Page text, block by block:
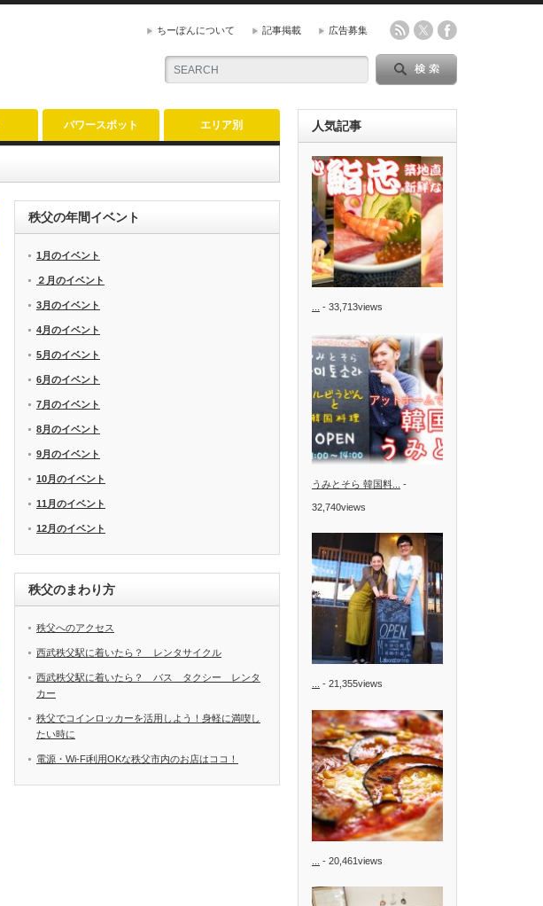
ちーぽんについて 記事掲載 広告募集
パワースポット エリア別
秩父の年間イベント
1月のイベント
２月のイベント
3月のイベント
4月のイベント
5月のイベント
6月のイベント
7月のイベント
8月のイベント
9月のイベント
10月のイベント
11月のイベント
12月のイベント
秩父のまわり方
秩父へのアクセス
西武秩父駅に着いたら？ レンタサイクル
西武秩父駅に着いたら？ バス タクシー レンタ
カー
秩父でコインロッカーを活用しよう！身軽に満喫し
たい時に
電源・Wi-Fi利用OKな秩父市内のお店はココ！
人気記事
- 33,713views
うみとそら 韓国料... -
32,740views
- 21,355views
- 20,461views